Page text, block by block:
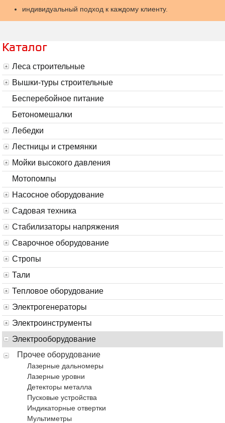
индивидуальный подход к каждому клиенту.
Каталог
Леса строительные
Вышки-туры строительные
Бесперебойное питание
Бетономешалки
Лебедки
Лестницы и стремянки
Мойки высокого давления
Мотопомпы
Насосное оборудование
Садовая техника
Стабилизаторы напряжения
Сварочное оборудование
Стропы
Тали
Тепловое оборудование
Электрогенераторы
Электроинструменты
Электрооборудование
Прочее оборудование
Лазерные дальномеры
Лазерные уровни
Детекторы металла
Пусковые устройства
Индикаторные отвертки
Мультиметры